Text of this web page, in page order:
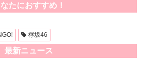
たにおすすめ！
欅坂46
最新ニュース